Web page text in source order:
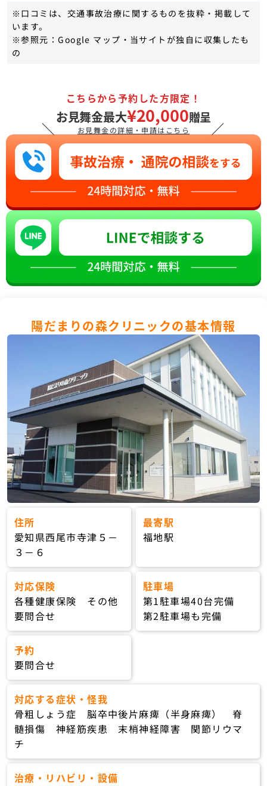
※口コミは、交通事故治療に関するものを抜粋・掲載して
います。
※参照元：Google マップ・当サイトが独自に収集したも
の
＼
こちらから予約した方限定！
お見舞金最大¥20,000贈呈
お見舞金の詳細・申請はこちら ／
陽だまりの森クリニックの基本情報
治療・リハビリ・設備
住所
愛知県西尾市寺津５－
３－６
最寄駅
福地駅
対応保険
各種健康保険 その他
要問合せ
駐車場
第1駐車場40台完備
第2駐車場も完備
予約
要問合せ
対応する症状・怪我
骨粗しょう症 脳卒中後片麻痺（半身麻痺） 脊
髄損傷 神経筋疾患 末梢神経障害 関節リウマ
チ